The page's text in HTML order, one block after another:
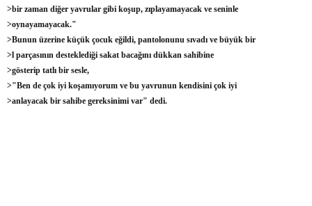
>bir zaman diğer yavrular gibi koşup, zıplayamayacak ve seninle
>oynayamayacak."
>Bunun üzerine küçük çocuk eğildi, pantolonunu sıvadı ve büyük bir
>l parçasının desteklediği sakat bacağını dükkan sahibine
>gösterip tatlı bir sesle,
>"Ben de çok iyi koşamıyorum ve bu yavrunun kendisini çok iyi
>anlayacak bir sahibe gereksinimi var" dedi.